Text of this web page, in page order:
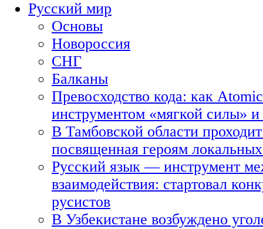
Русский мир
Основы
Новороссия
СНГ
Балканы
Превосходство кода: как
инструментом «мягкой силы» и
В Тамбовской области
посвященная героям
Русский язык — инструмент
взаимодействия: стартовал
русистов
В Узбекистане возбуждено